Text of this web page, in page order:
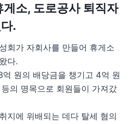
게소, 도로공사 퇴직자
.
회가 자회사를 만들어 휴게소
다.
원의 배당금을 챙기고 4억 원
의 명목으로 회원들이 가져갔
지에 위배되는 데다 탈세 혐의